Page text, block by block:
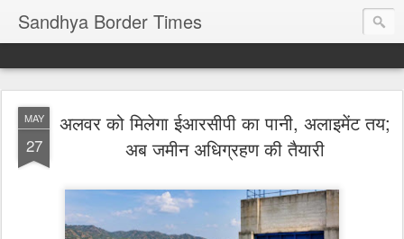
Sandhya Border Times
MAY
27
अलवर को मिलेगा ईआरसीपी का पानी, अलाइमेंट तय;
अब जमीन अधिग्रहण की तैयारी